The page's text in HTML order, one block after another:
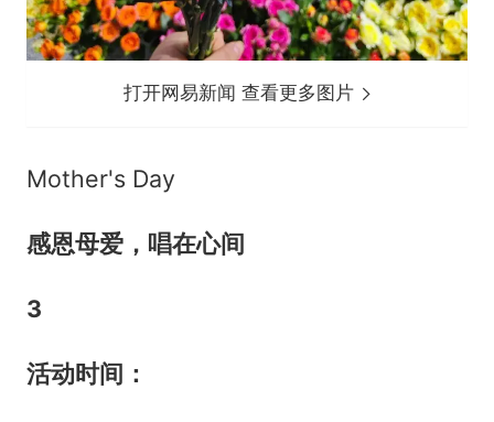
打开网易新闻 查看更多图片
Mother's Day
感恩母爱，唱在心间
3
活动时间：